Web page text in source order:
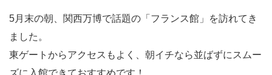
5月末の朝、関西万博で話題の「フランス館」を訪れてき
ました。
東ゲートからアクセスもよく、朝イチなら並ばずにスムー
ズに入館できておすすめです！